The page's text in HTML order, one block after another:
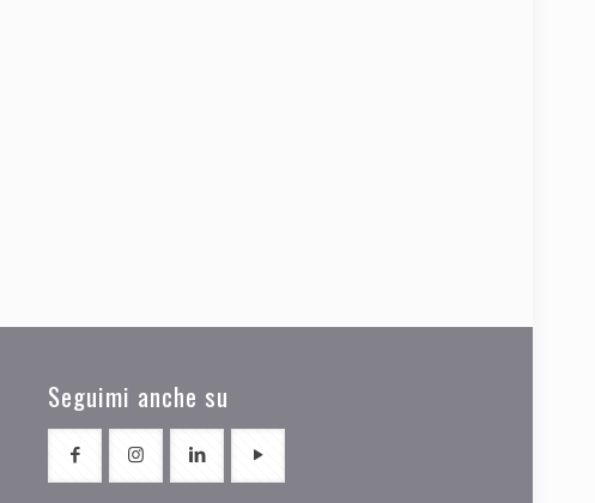
Seguimi anche su